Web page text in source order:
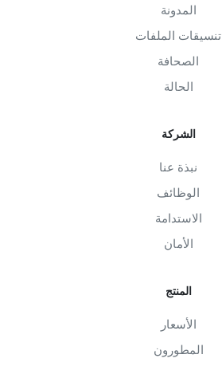
المدونة
تنسيقات الملفات
الصحافة
الحالة
الشركة
نبذة عنا
الوظائف
الاستدامة
الأمان
المنتج
الأسعار
المطورون